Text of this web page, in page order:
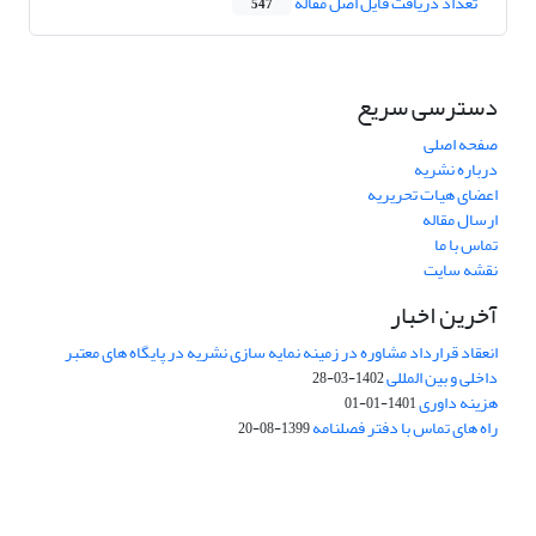
547
دسترسی سریع
صفحه اصلی
درباره نشریه
اعضای هیات تحریریه
ارسال مقاله
تماس با ما
نقشه سایت
آخرین اخبار
انعقاد قرارداد مشاوره در زمینه نمایه سازی نشریه در پایگاه های معتبر
داخلی و بین المللی1402-03-28
هزینه داوری1401-01-01
راه های تماس با دفتر فصلنامه1399-08-20